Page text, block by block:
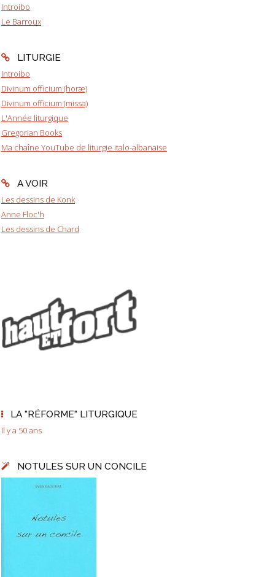
Introibo
Le Barroux
LITURGIE
Introibo
Divinum officium (horæ)
Divinum officium (missa)
L'Année liturgique
Gregorian Books
Ma chaîne YouTube de liturgie italo-albanaise
A VOIR
Les dessins de Konk
Anne Floc'h
Les dessins de Chard
LA "RÉFORME" LITURGIQUE
Il y a 50 ans
NOTULES SUR UN CONCILE